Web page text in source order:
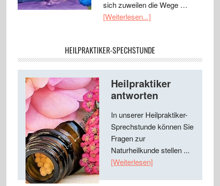
sich zuweilen die Wege …
[Weiterlesen...]
HEILPRAKTIKER-SPECHSTUNDE
Heilpraktiker
antworten
In unserer Heilpraktiker-
Sprechstunde können Sie
Fragen zur
Naturheilkunde stellen ...
[Weiterlesen]